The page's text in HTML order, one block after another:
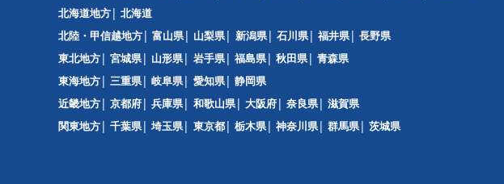
北海道地方
北海道
北陸・甲信越地方
富山県 山梨県 新潟県 石川県 福井県
長野県
東北地方
宮城県 山形県 岩手県 福島県 秋田県
青森県
東海地方
三重県 岐阜県 愛知県
静岡県
近畿地方
京都府 兵庫県 和歌山県 大阪府 奈良県
滋賀県
関東地方
千葉県 埼玉県 東京都 栃木県 神奈川県 群馬県 茨城県